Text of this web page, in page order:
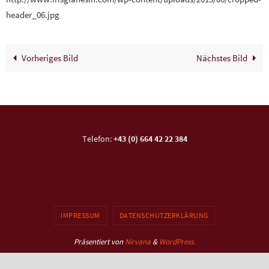
header_06.jpg
Vorheriges Bild Nächstes Bild
Telefon:+43 (0) 664 42 22 384
IMPRESSUM DATENSCHUTZERKLÄRUNG
Präsentiert vonNirvana & WordPress.